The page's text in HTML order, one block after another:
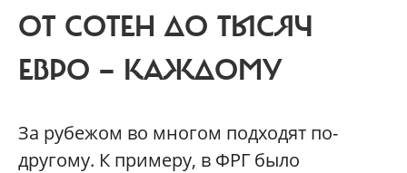
ОТ СОТЕН ДО ТЫСЯЧ
ЕВРО — КАЖДОМУ
За рубежом во многом подходят по-
другому. К примеру, в ФРГ было